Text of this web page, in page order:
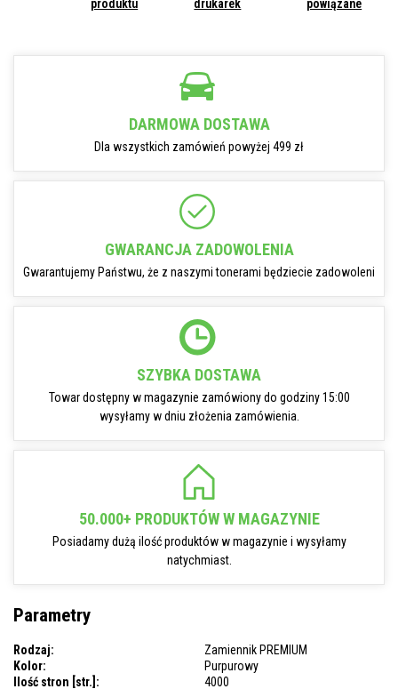
produktu
drukarek
powiązane
DARMOWA DOSTAWA
Dla wszystkich zamówień powyżej 499 zł
GWARANCJA ZADOWOLENIA
Gwarantujemy Państwu, że z naszymi tonerami będziecie zadowoleni
SZYBKA DOSTAWA
Towar dostępny w magazynie zamówiony do godziny 15:00
wysyłamy w dniu złożenia zamówienia.
50.000+ PRODUKTÓW W MAGAZYNIE
Posiadamy dużą ilość produktów w magazynie i wysyłamy
natychmiast.
Parametry
Rodzaj:
Zamiennik PREMIUM
Kolor:
Purpurowy
Ilość stron [str.]:
4000